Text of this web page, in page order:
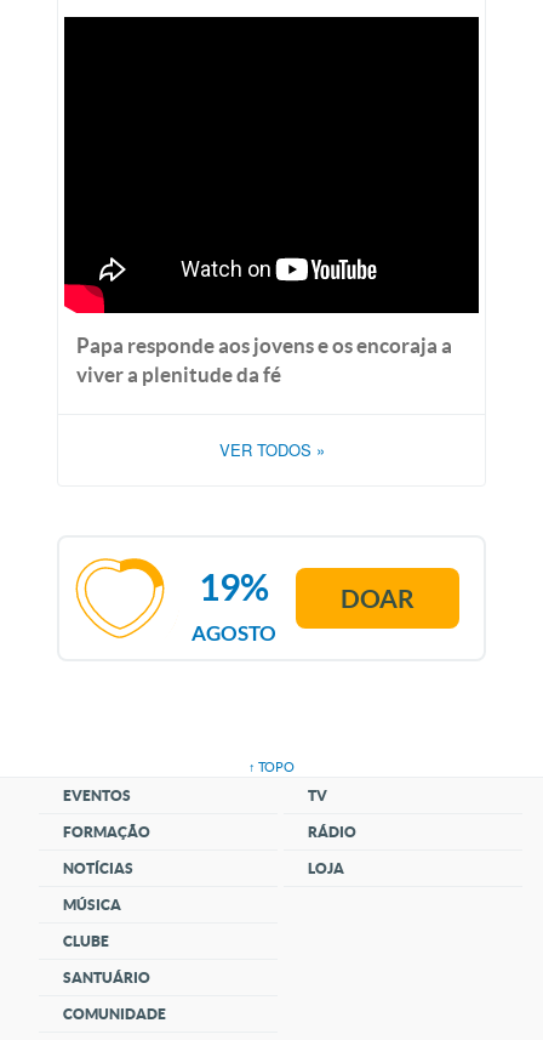
Papa responde aos jovens e os encoraja a
viver a plenitude da fé
VER TODOS »
AGOSTO
19% DOAR
↑ TOPO
EVENTOS
FORMAÇÃO
NOTÍCIAS
MÚSICA
CLUBE
SANTUÁRIO
COMUNIDADE
TV
RÁDIO
LOJA